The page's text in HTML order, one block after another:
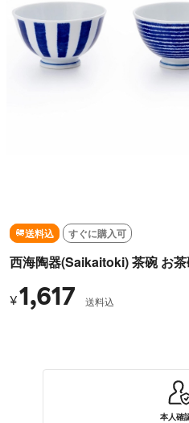
送料込 すぐに購入可
西海陶器(Saikaitoki) 茶碗 お
¥1,617 送料込
本人確